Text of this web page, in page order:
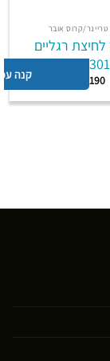
טריינר/קרוס אובר
רגליים
2,190 קנה